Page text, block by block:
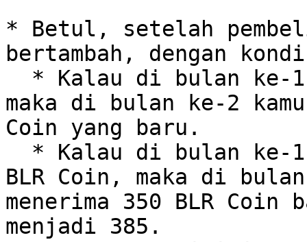
* Betul, setelah
bertambah, dengan
maka di bulan ke-2 kamu
Coin yang baru.
BLR Coin, maka di
menerima 350 BLR Coin
menjadi 385.